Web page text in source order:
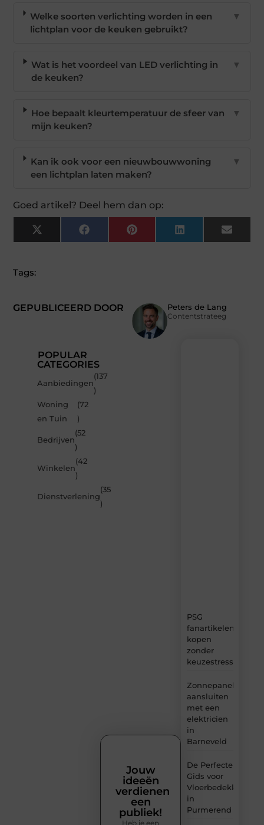
Welke soorten verlichting worden in een
lichtplan voor de keuken gebruikt?
▼
Wat is het voordeel van LED verlichting in
de keuken?
▼
Hoe bepaalt kleurtemperatuur de sfeer van
mijn keuken?
▼
Kan ik ook voor een nieuwbouwwoning
een lichtplan laten maken?
▼
Goed artikel? Deel hem dan op:
X
(Twitter)
FacebookPinterest LinkedIn Email
GEPUBLICEERD DOOR Peters de Lang
Contentstrateeg
Tags:
POPULAR
CATEGORIES
Aanbiedingen
(137
)
Woning
en Tuin
(72
)
Bedrijven
(52
)
Winkelen
(42
)
Dienstverlening
(35
)
PSG
fanartikelen
kopen
zonder
keuzestress
Zonnepanelen
aansluiten
met een
elektricien
in
Barneveld
De Perfecte
Gids voor
Vloerbedekking
in
Purmerend
Jouw
ideeën
verdienen
een
publiek!
Heb je een